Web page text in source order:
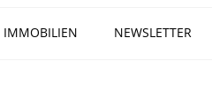
IMMOBILIEN NEWSLETTER